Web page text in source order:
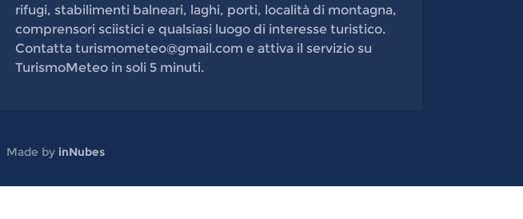
rifugi, stabilimenti balneari, laghi, porti, località di montagna,
comprensori sciistici e qualsiasi luogo di interesse turistico.
Contatta turismometeo@gmail.com e attiva il servizio su
TurismoMeteo in soli 5 minuti.
Made by inNubes